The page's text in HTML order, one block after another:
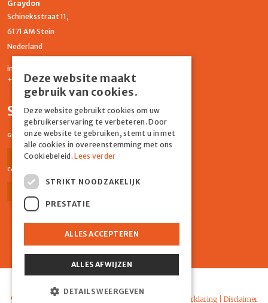
Graydon
Schineksstraat 11,
6171 AM Stein
Nederland
info@graydonevents.nl
+316 11435859
Social media
Graydon Events
Facebook Instagram
Comiq
Facebook
© 2026 Graydon | Privacyverklaring| Disclaimer
Powered by Marker Media
Deze website maakt
gebruik van cookies.
Deze website gebruikt cookies om uw
gebruikerservaring te verbeteren. Door
onze website te gebruiken, stemt u in met
alle cookies in overeenstemming met ons
Cookiebeleid.Lees verder
STRIKT NOODZAKELIJK
PRESTATIE
ALLES ACCEPTEREN
ALLES AFWIJZEN
DETAILS WEERGEVEN